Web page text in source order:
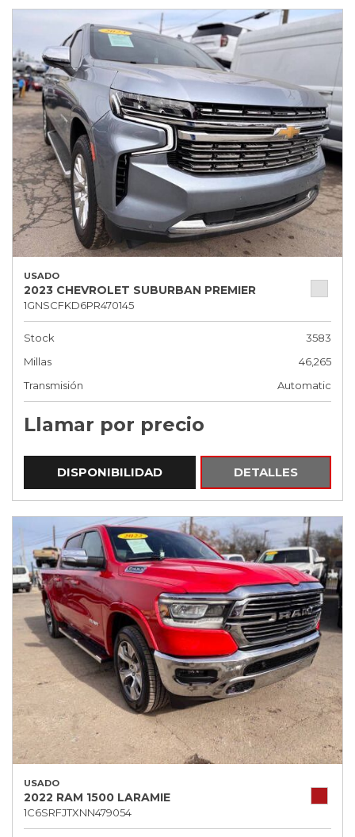
USADO
2023 CHEVROLET SUBURBAN PREMIER
1GNSCFKD6PR470145
Stock
3583
Millas
46,265
Transmisión
Automatic
Llamar por precio
DISPONIBILIDAD DETALLES
USADO
2022 RAM 1500 LARAMIE
1C6SRFJTXNN479054